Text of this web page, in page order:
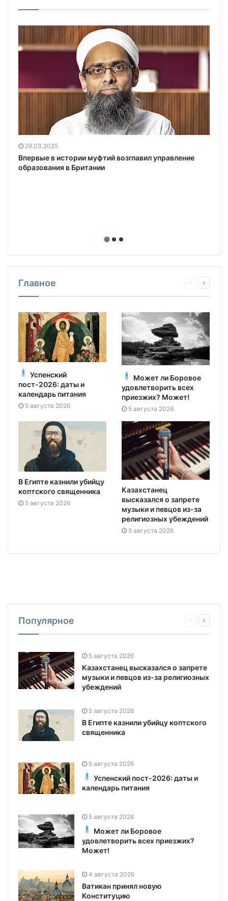
29.03.2025
Впервые в истории муфтий возглавил управление
образования в Британии
Главное
Успенский
пост-2026: даты и
календарь питания
5 августа 2026
Может ли Боровое
удовлетворить всех
приезжих? Может!
5 августа 2026
В Египте казнили убийцу
коптского священника
5 августа 2026
Казахстанец
высказался о запрете
музыки и певцов из-за
религиозных убеждений
5 августа 2026
Популярное
5 августа 2026
Казахстанец высказался о запрете
музыки и певцов из-за религиозных
убеждений
5 августа 2026
В Египте казнили убийцу коптского
священника
5 августа 2026
Успенский пост-2026: даты и
календарь питания
5 августа 2026
Может ли Боровое
удовлетворить всех приезжих?
Может!
4 августа 2026
Ватикан принял новую
Конституцию